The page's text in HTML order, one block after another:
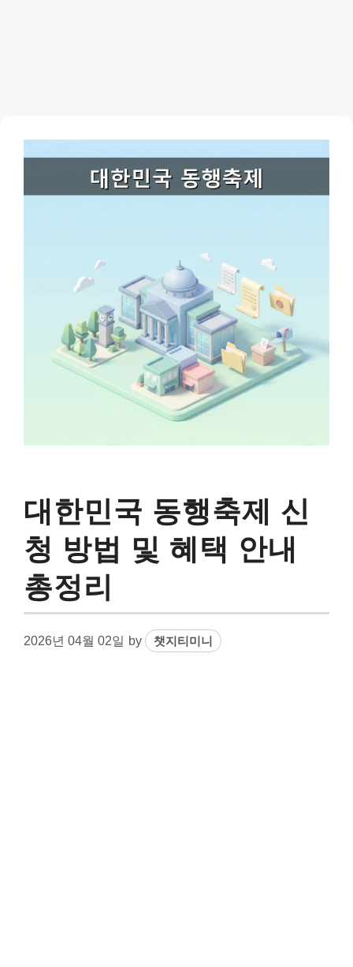
대한민국 동행축제 신
청 방법 및 혜택 안내
총정리
2026년 04월 02일 by 챗지티미니